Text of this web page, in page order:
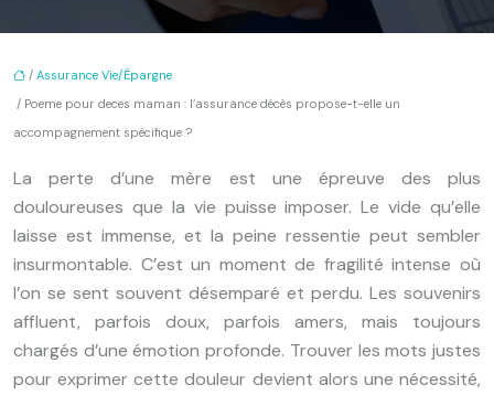
/ Assurance Vie/Épargne
/ Poeme pour deces maman : l’assurance décès propose-t-elle un
accompagnement spécifique ?
La perte d’une mère est une épreuve des plus
douloureuses que la vie puisse imposer. Le vide qu’elle
laisse est immense, et la peine ressentie peut sembler
insurmontable. C’est un moment de fragilité intense où
l’on se sent souvent désemparé et perdu. Les souvenirs
affluent, parfois doux, parfois amers, mais toujours
chargés d’une émotion profonde. Trouver les mots justes
pour exprimer cette douleur devient alors une nécessité,